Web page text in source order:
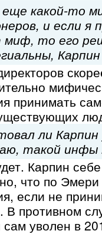
какой-то
и если я
то его
принимать
ли
такой
Карпин
что по Эмери
если не
В противном
уволен в